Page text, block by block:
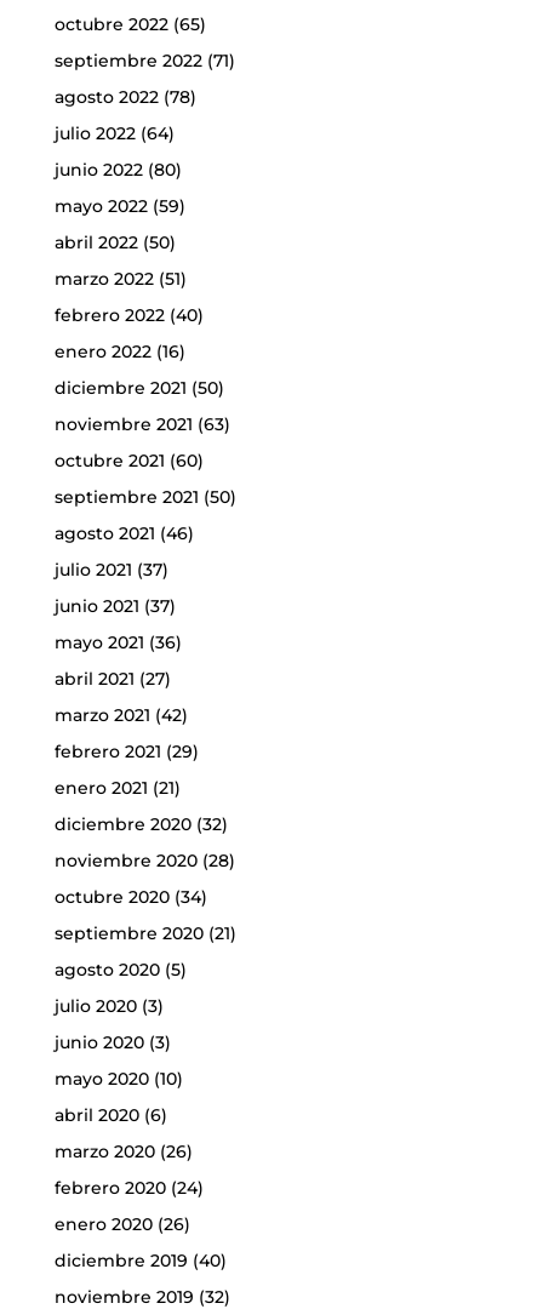
octubre 2022(65)
septiembre 2022(71)
agosto 2022(78)
julio 2022(64)
junio 2022(80)
mayo 2022(59)
abril 2022(50)
marzo 2022(51)
febrero 2022(40)
enero 2022(16)
diciembre 2021 (50)
noviembre 2021 (63)
octubre 2021 (60)
septiembre 2021 (50)
agosto 2021 (46)
julio 2021 (37)
junio 2021 (37)
mayo 2021 (36)
abril 2021 (27)
marzo 2021 (42)
febrero 2021 (29)
enero 2021 (21)
diciembre 2020(32)
noviembre 2020(28)
octubre 2020(34)
septiembre 2020(21)
agosto 2020(5)
julio 2020(3)
junio 2020(3)
mayo 2020(10)
abril 2020(6)
marzo 2020(26)
febrero 2020(24)
enero 2020(26)
diciembre 2019 (40)
noviembre 2019 (32)